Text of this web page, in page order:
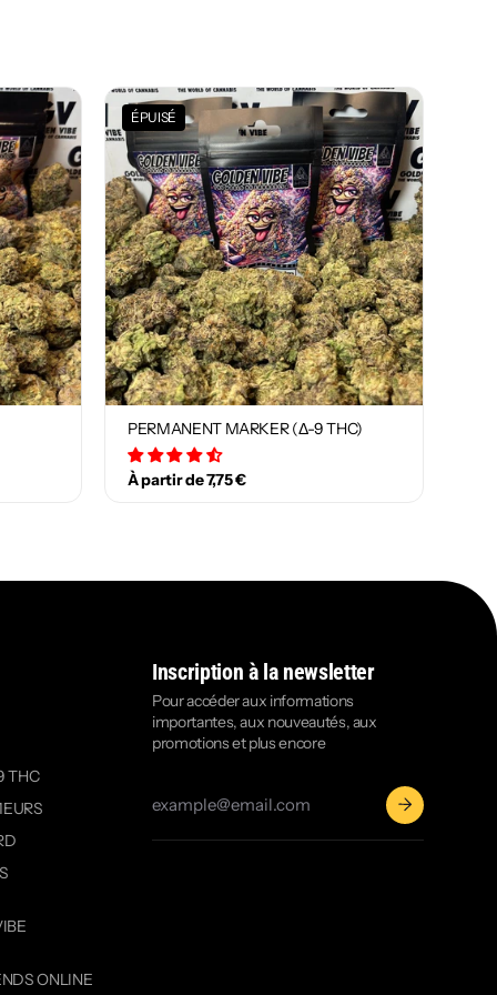
ÉPUISÉ
PERMANENT MARKER (Δ-9 THC)
À partir de 7,75 €
THC
ONLINE
Inscription à la newsletter
Pour accéder aux informations
importantes, aux nouveautés, aux
promotions et plus encore